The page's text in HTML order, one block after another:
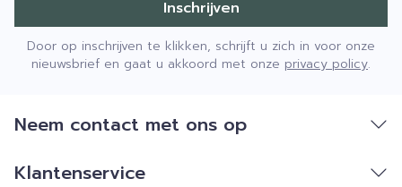
Inschrijven
Door op inschrijven te klikken, schrijft u zich in voor onze
nieuwsbrief en gaat u akkoord met onze privacy policy.
Neem contact met ons op
Klantenservice